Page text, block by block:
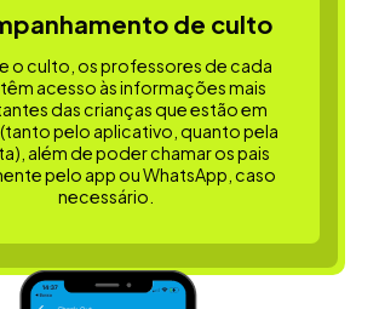
de culto
o culto, os professores de cada
acesso às informações mais
das crianças que estão em
(tanto pelo aplicativo, quanto pela
além de poder chamar os pais
pelo app ou WhatsApp, caso
necessário.